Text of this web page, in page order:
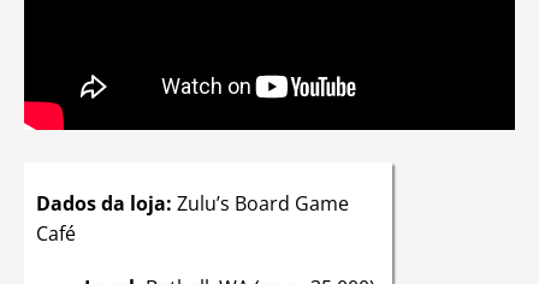
Dados da loja: Zulu’s Board Game
Café